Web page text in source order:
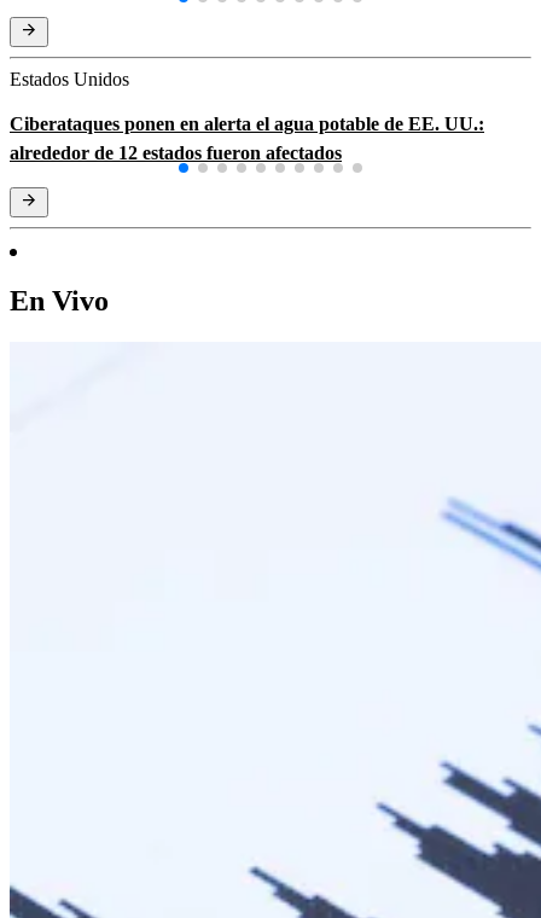
Estados Unidos
Ciberataques ponen en alerta el agua potable de EE. UU.:
alrededor de 12 estados fueron afectados
En Vivo